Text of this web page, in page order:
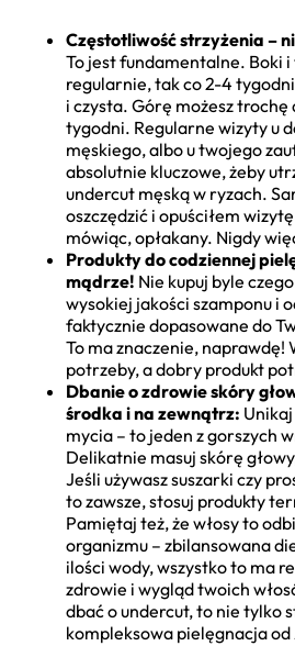
Częstotliwość strzyżenia –
To jest fundamentalne. Boki
regularnie, tak co 2-4
i czysta. Górę możesz trochę
tygodni. Regularne wizyty u
męskiego, albo u twojego
absolutnie kluczowe, żeby
undercut męską w ryzach.
oszczędzić i opuściłem
mówiąc, opłakany. Nigdy
Produkty do codziennej
mądrze! Nie kupuj byle
wysokiej jakości szamponu i
faktycznie dopasowane do
To ma znaczenie, naprawdę!
potrzeby, a dobry produkt
Dbanie o zdrowie skóry
środka i na zewnątrz:
mycia – to jeden z gorszych
Delikatnie masuj skórę
Jeśli używasz suszarki czy
to zawsze, stosuj produkty
Pamiętaj też, że włosy to
organizmu – zbilansowana
ilości wody, wszystko to ma
zdrowie i wygląd twoich
dbać o undercut, to nie tylko
kompleksowa pielęgnacja od